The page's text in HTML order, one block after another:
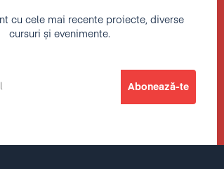
cu cele mai recente proiecte, diverse
cursuri și evenimente.